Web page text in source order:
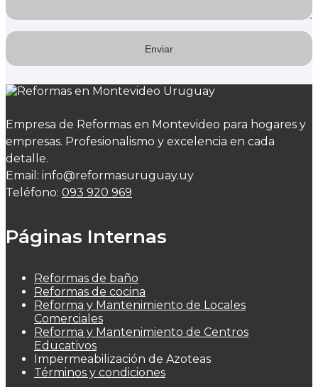
Empresa de Reformas en Montevideo para hogares y
empresas. Profesionalismo y excelencia en cada
detalle.
Email: info@reformasuruguay.uy
Teléfono: 093 920 969
Páginas Internas
Reformas de baño
Reformas de cocina
Reforma y Mantenimiento de Locales
Comerciales
Reforma y Mantenimiento de Centros
Educativos
Impermeabilización de Azoteas
Términos y condiciones